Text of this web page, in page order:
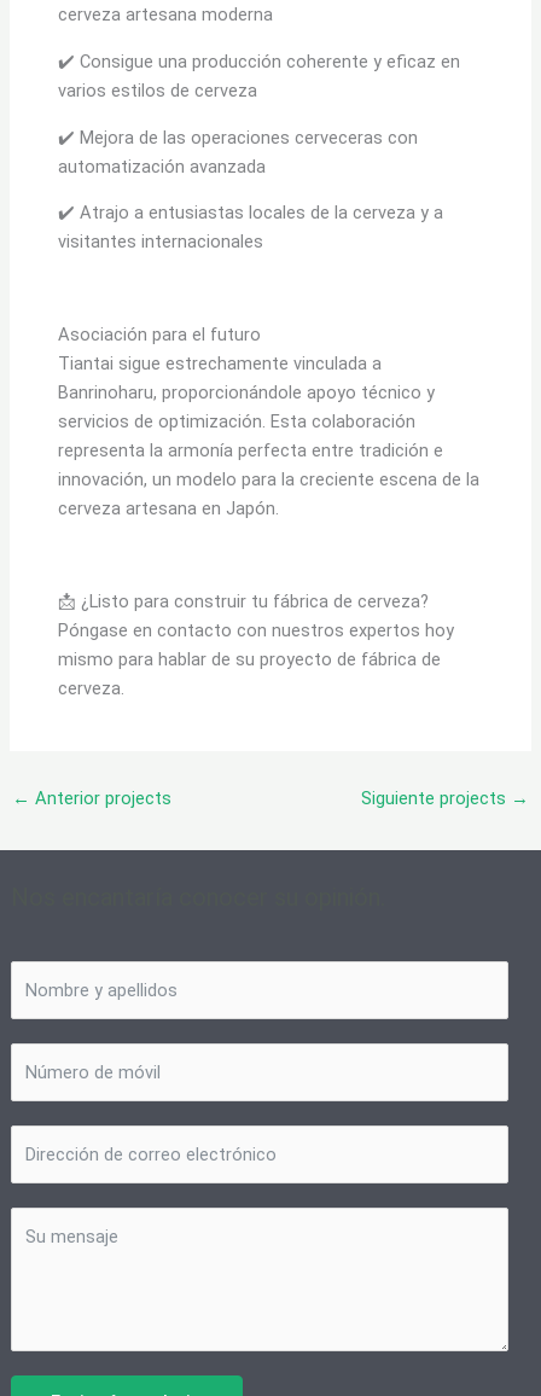
cerveza artesana moderna
✔️ Consigue una producción coherente y eficaz en
varios estilos de cerveza
✔️ Mejora de las operaciones cerveceras con
automatización avanzada
✔️ Atrajo a entusiastas locales de la cerveza y a
visitantes internacionales
Asociación para el futuro
Tiantai sigue estrechamente vinculada a
Banrinoharu, proporcionándole apoyo técnico y
servicios de optimización. Esta colaboración
representa la armonía perfecta entre tradición e
innovación, un modelo para la creciente escena de la
cerveza artesana en Japón.
📩 ¿Listo para construir tu fábrica de cerveza?
Póngase en contacto con nuestros expertos hoy
mismo para hablar de su proyecto de fábrica de
cerveza.
← Anterior projects Siguiente projects →